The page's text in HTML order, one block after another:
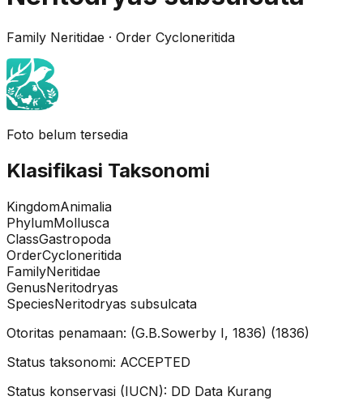
Family Neritidae · Order Cycloneritida
Foto belum tersedia
Klasifikasi Taksonomi
KingdomAnimalia
PhylumMollusca
ClassGastropoda
OrderCycloneritida
FamilyNeritidae
GenusNeritodryas
SpeciesNeritodryas subsulcata
Otoritas penamaan: (G.B.Sowerby I, 1836) (1836)
Status taksonomi: ACCEPTED
Status konservasi (IUCN): DD Data Kurang